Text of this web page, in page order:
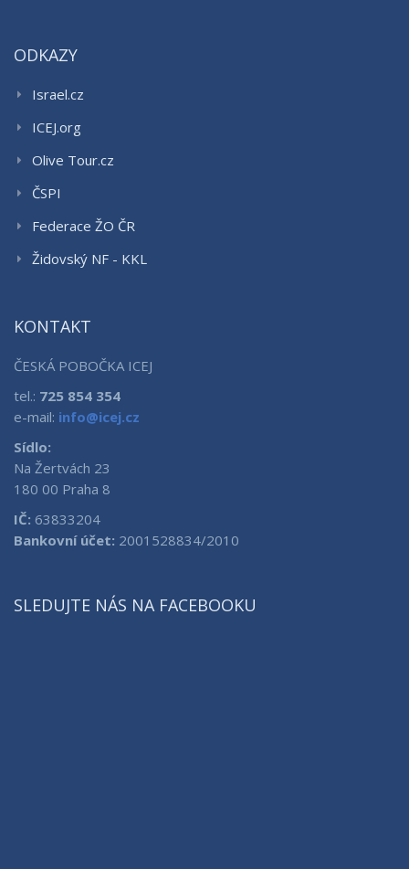
ODKAZY
Israel.cz
ICEJ.org
Olive Tour.cz
ČSPI
Federace ŽO ČR
Židovský NF - KKL
KONTAKT
ČESKÁ POBOČKA ICEJ
tel.: 725 854 354
e-mail: info@icej.cz
Sídlo:
Na Žertvách 23
180 00 Praha 8
IČ: 63833204
Bankovní účet: 2001528834/2010
SLEDUJTE NÁS NA FACEBOOKU